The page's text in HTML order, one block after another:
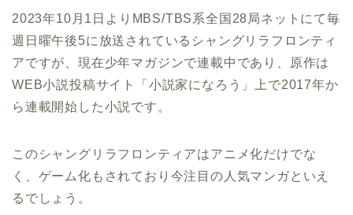
2023年10月1日よりMBS/TBS系全国28局ネットにて毎
週日曜午後5に放送されているシャングリラフロンティ
アですが、現在少年マガジンで連載中であり、原作は
WEB小説投稿サイト「小説家になろう」上で2017年か
ら連載開始した小説です。
このシャングリラフロンティアはアニメ化だけでな
く、ゲーム化もされており今注目の人気マンガといえ
るでしょう。